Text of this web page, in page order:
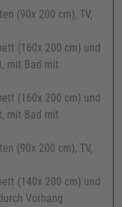
(90x 200 cm), TV,
(160x 200 cm) und
mit Bad mit
(160x 200 cm) und
mit Bad mit
(90x 200 cm), TV,
(140x 200 cm) und
Vorhang